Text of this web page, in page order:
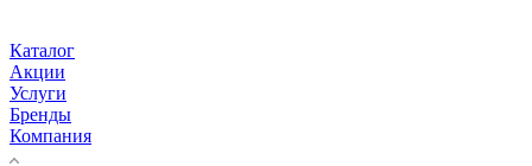
Каталог
Акции
Услуги
Бренды
Компания